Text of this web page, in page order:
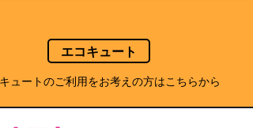
エコキュート
ュートのご利用をお考えの方はこちらから